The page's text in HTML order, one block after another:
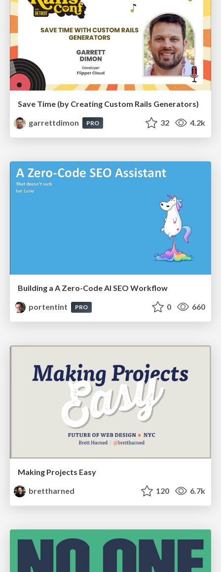
Save Time (by Creating Custom Rails Generators)
garrettdimon
PRO 32 4.2k
Building a A Zero-Code AI SEO Workflow
portentint
PRO 0 660
Making Projects Easy
brettharned
120 6.7k